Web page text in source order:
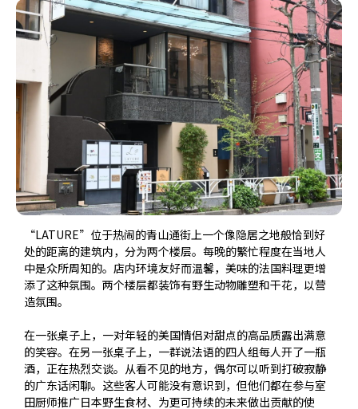
“LATURE”位于热闹的青山通街上一个像隐居之地般恰到好
处的距离的建筑内，分为两个楼层。每晚的繁忙程度在当地人
中是众所周知的。店内环境友好而温馨，美味的法国料理更增
添了这种氛围。两个楼层都装饰有野生动物雕塑和干花，以营
造氛围。
在一张桌子上，一对年轻的美国情侣对甜点的高品质露出满意
的笑容。在另一张桌子上，一群说法语的四人组每人开了一瓶
酒，正在热烈交谈。从看不见的地方，偶尔可以听到打破寂静
的广东话闲聊。这些客人可能没有意识到，但他们都在参与室
田厨师推广日本野生食材、为更可持续的未来做出贡献的使